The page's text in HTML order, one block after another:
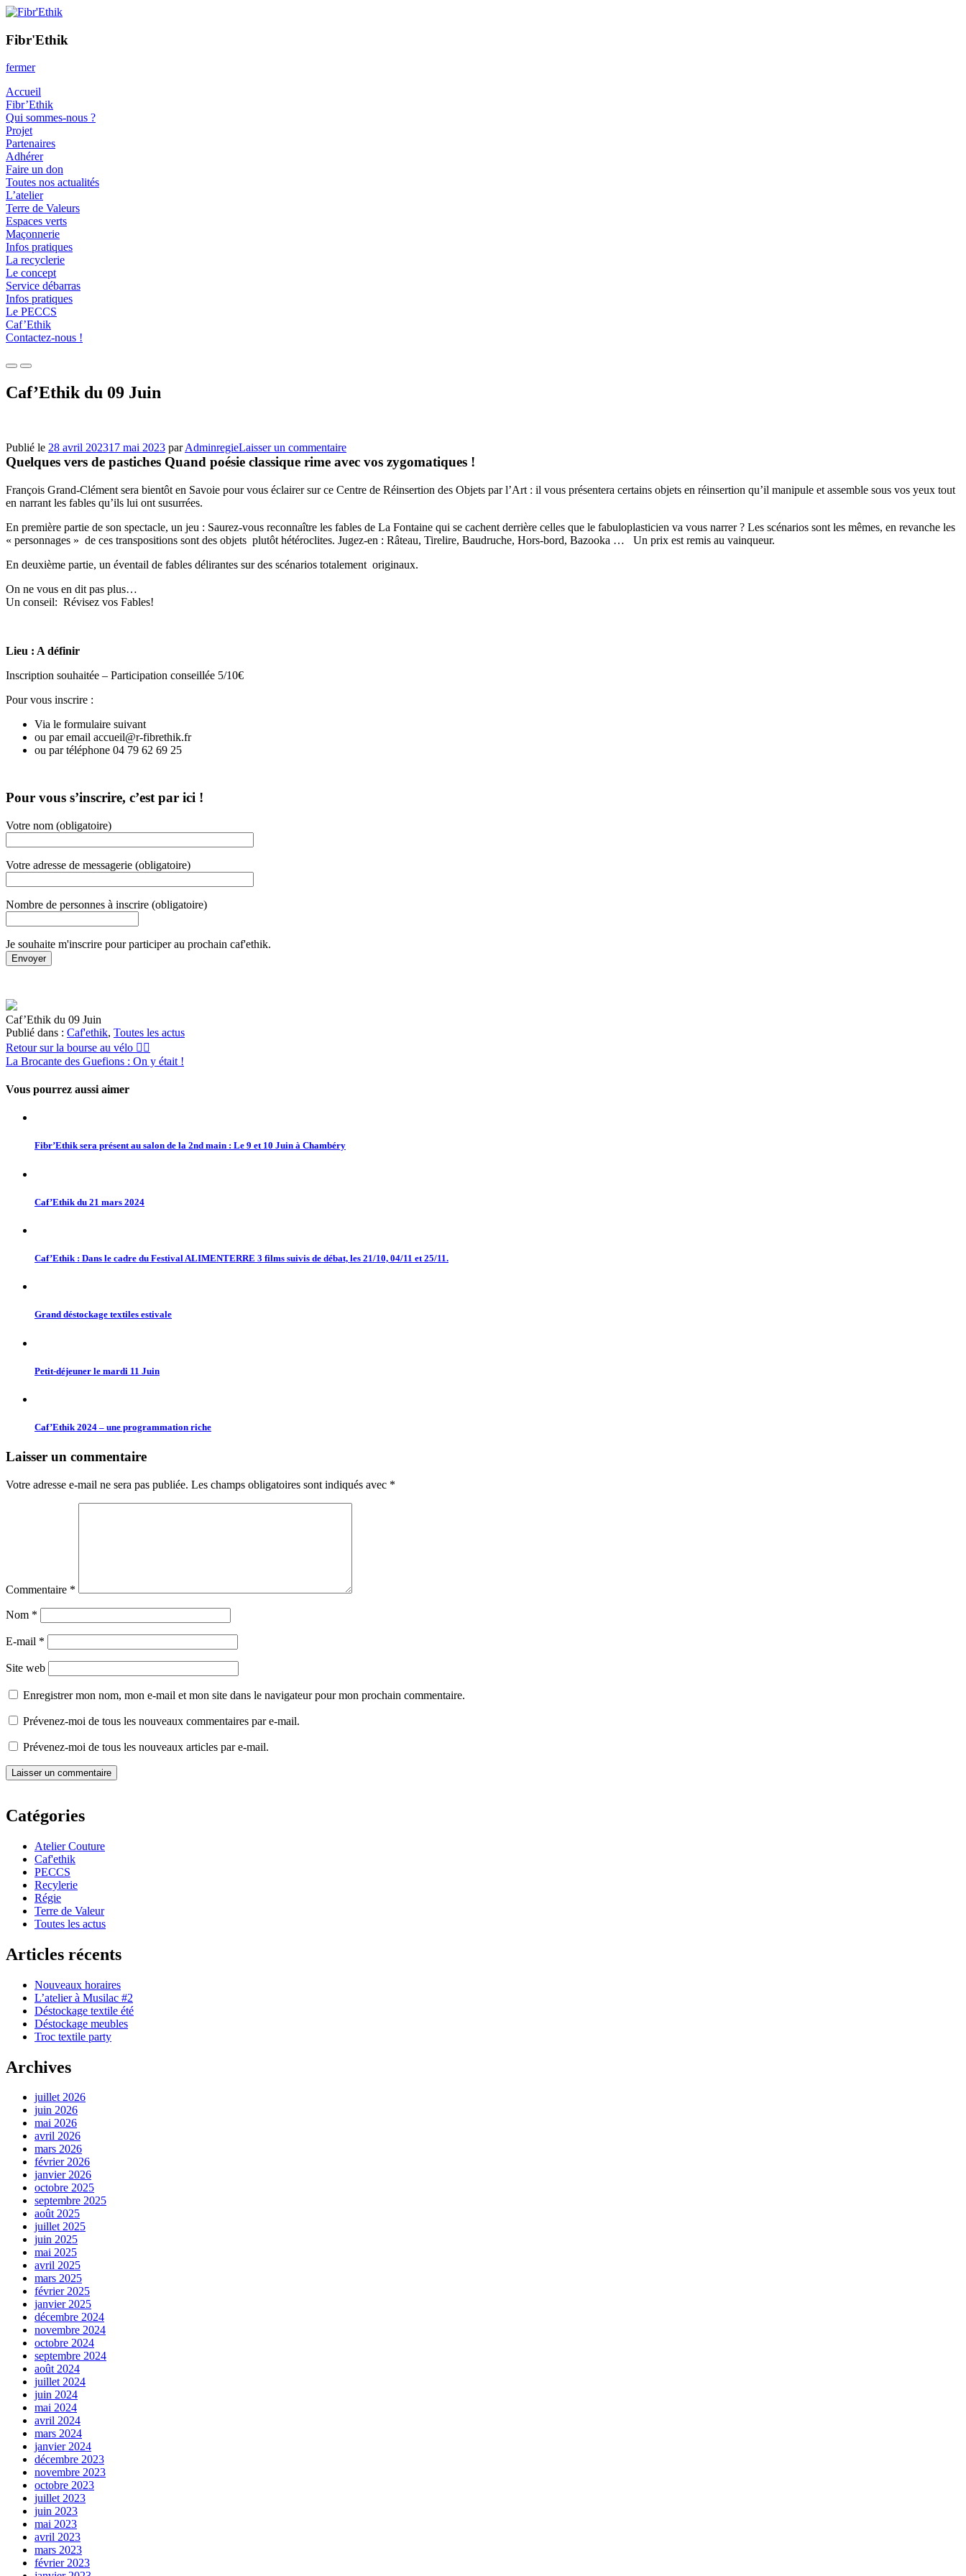
Aller
contenu
Fibr'Ethik
Fibr'Ethik : Atelier Chantier d'insertion créant de l'emploi local créatif dans le développement durable
Fibr'Ethik
fermer
Accueil
Fibr’Ethik
Qui sommes-nous ?
Projet
Partenaires
Adhérer
Faire un don
Toutes nos actualités
L’atelier
Terre de Valeurs
Espaces verts
Maçonnerie
Infos pratiques
La recyclerie
Le concept
Service débarras
Infos pratiques
Le PECCS
Caf’Ethik
Contactez-nous !
Menu
pour
Menu
pour
Caf’Ethik du 09 Juin
Publié le 28 avril 202317 mai 2023 parAdminregieLaisser un commentairesur
Caf’Ethik
09
Quelques vers de pastiches Quand poésie classique rime avec vos zygomatiques !
François Grand-Clément sera bientôt en Savoie pour vous éclairer sur ce Centre de Réinsertion des Objets par l’Art : il vous présentera certains objets en réinsertion qu’il manipule et assemble sous vos yeux tout
en narrant les fables qu’ils lui ont susurrées.
En première partie de son spectacle, un jeu : Saurez-vous reconnaître les fables de La Fontaine qui se cachent derrière celles que le fabuloplasticien va vous narrer ? Les scénarios sont les mêmes, en revanche les
« personnages » de ces transpositions sont des objets plutôt hétéroclites. Jugez-en : Râteau, Tirelire, Baudruche, Hors-bord, Bazooka … Un prix est remis au vainqueur.
En deuxième partie, un éventail de fables délirantes sur des scénarios totalement originaux.
On ne vous en dit pas plus…
Un conseil: Révisez vos Fables!
Lieu : A définir
Inscription souhaitée – Participation conseillée 5/10€
Pour vous inscrire :
Via le formulaire suivant
ou par email accueil@r-fibrethik.fr
ou par téléphone 04 79 62 69 25
Pour vous s’inscrire, c’est par ici !
Votre nom (obligatoire)
Votre adresse de messagerie (obligatoire)
Nombre de personnes à inscrire (obligatoire)
Je souhaite m'inscrire pour participer au prochain caf'ethik.
Caf’Ethik du 09 Juin
Publié dans : Caf'ethik, Toutes les actus
Navigation
de
l’article
Retour sur la bourse au vélo 🚵‍♂️
La Brocante des Guefions : On y était !
Vous pourrez aussi aimer
Fibr’Ethik sera présent au salon de la 2nd main : Le 9 et 10 Juin à Chambéry
Caf’Ethik du 21 mars 2024
Caf’Ethik : Dans le cadre du Festival ALIMENTERRE 3 films suivis de débat, les 21/10, 04/11 et 25/11.
Grand déstockage textiles estivale
Petit-déjeuner le mardi 11 Juin
Caf’Ethik 2024 – une programmation riche
Laisser un commentaire
Votre adresse e-mail ne sera pas publiée. Les champs obligatoires sont indiqués avec *
Commentaire *
Nom *
E-mail *
Site web
Enregistrer mon nom, mon e-mail et mon site dans le navigateur pour mon prochain commentaire.
Prévenez-moi de tous les nouveaux commentaires par e-mail.
Prévenez-moi de tous les nouveaux articles par e-mail.
Catégories
Atelier Couture
Caf'ethik
PECCS
Recylerie
Régie
Terre de Valeur
Toutes les actus
Articles récents
Nouveaux horaires
L’atelier à Musilac #2
Déstockage textile été
Déstockage meubles
Troc textile party
Archives
juillet 2026
juin 2026
mai 2026
avril 2026
mars 2026
février 2026
janvier 2026
octobre 2025
septembre 2025
août 2025
juillet 2025
juin 2025
mai 2025
avril 2025
mars 2025
février 2025
janvier 2025
décembre 2024
novembre 2024
octobre 2024
septembre 2024
août 2024
juillet 2024
juin 2024
mai 2024
avril 2024
mars 2024
janvier 2024
décembre 2023
novembre 2023
octobre 2023
juillet 2023
juin 2023
mai 2023
avril 2023
mars 2023
février 2023